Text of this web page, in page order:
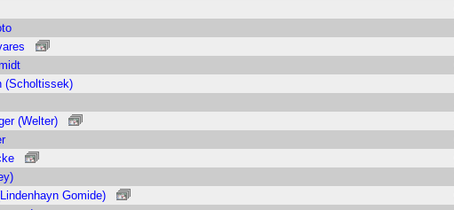
(Scholtissek)
(Welter)
Gomide)